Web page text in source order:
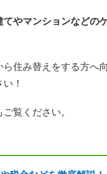
やマンションなどの
住み替えをする方へ
！
覧ください。